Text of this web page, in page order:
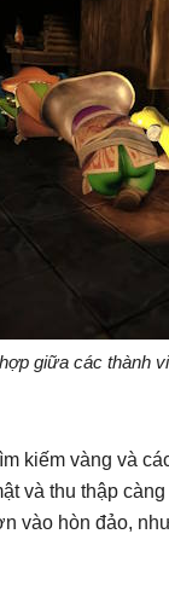
giữa các thành
kiếm vàng và
và thu thập
vào hòn đảo,